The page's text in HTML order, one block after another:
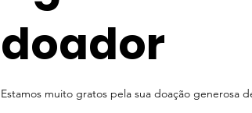
doador
Estamos muito gratos pela sua doação generosa